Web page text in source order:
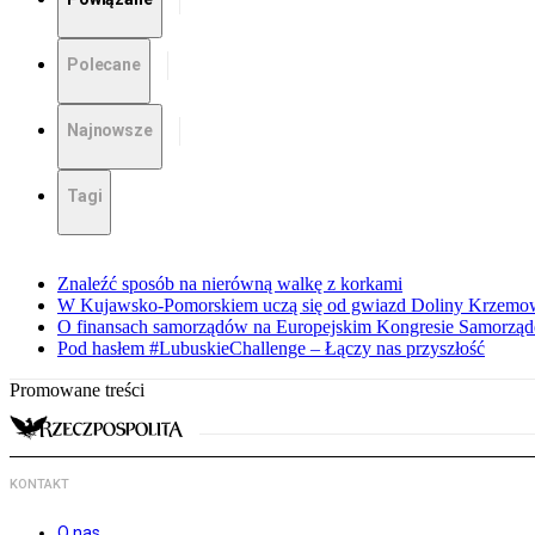
Polecane
Najnowsze
Tagi
Znaleźć sposób na nierówną walkę z korkami
W Kujawsko-Pomorskiem uczą się od gwiazd Doliny
O finansach samorządów na Europejskim Kongresie
Pod hasłem #LubuskieChallenge – Łączy nas przyszłość
Promowane treści
KONTAKT